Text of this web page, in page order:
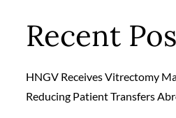
Recent
HNGV Receives Vitrectomy
Reducing Patient Transfers